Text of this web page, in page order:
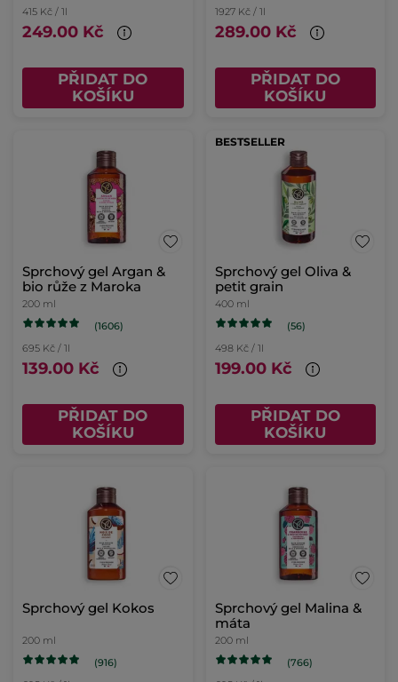
415 Kč / 1l
249.00 Kč
PŘIDAT DO
KOŠÍKU
1927 Kč / 1l
289.00 Kč
PŘIDAT DO
KOŠÍKU
Sprchový gel Argan &
bio růže z Maroka
200 ml
(1606)
695 Kč / 1l
139.00 Kč
PŘIDAT DO
KOŠÍKU
BESTSELLER
Sprchový gel Oliva &
petit grain
400 ml
(56)
498 Kč / 1l
199.00 Kč
PŘIDAT DO
KOŠÍKU
Sprchový gel Kokos
200 ml
(916)
Sprchový gel Malina &
máta
200 ml
(766)